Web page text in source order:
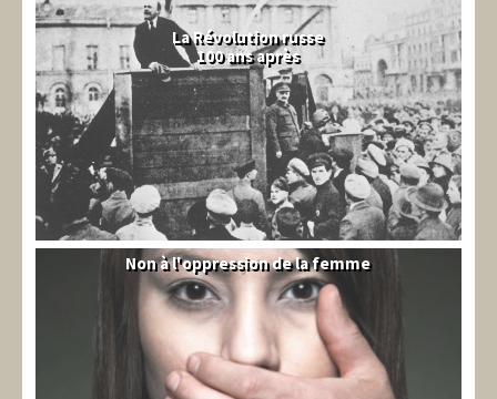
La Révolution russe
100 ans après
Syrie
Non à l'oppression de la femme